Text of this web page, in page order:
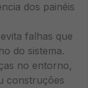
dos painéis
falhas que
do sistema.
no entorno,
construções